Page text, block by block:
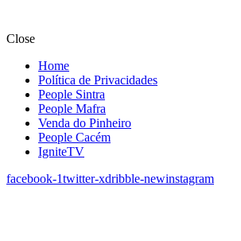
Close
Home
Política de Privacidades
People Sintra
People Mafra
Venda do Pinheiro
People Cacém
IgniteTV
facebook-1twitter-xdribble-newinstagram